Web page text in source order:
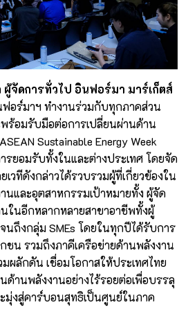
จัดการทั่วไป อินฟอร์มา มาร์เก็ตส์
ฟอร์มาฯ ทำงานร่วมกับทุกภาคส่วน
ร้อมรับมือต่อการเปลี่ยนผ่านด้าน
Sustainable Energy Week
รยอมรับทั้งในและต่างประเทศ โดยจัด
วทีดังกล่าวได้รวบรวมผู้ที่เกี่ยวข้องใน
นและอุตสาหกรรมเป้าหมายทั้ง ผู้จัด
ในอีกหลากหลายสาขาอาชีพทั้งผู้
ถึงกลุ่ม SMEs โดยในทุกปีได้รับการ
ชน รวมถึงภาคีเครือข่ายด้านพลังงาน
ผลักดัน เชื่อมโอกาสให้ประเทศไทย
ด้านพลังงานอย่างไร้รอยต่อเพื่อบรรลุ
มุ่งสู่คาร์บอนสุทธิเป็นศูนย์ในภาค